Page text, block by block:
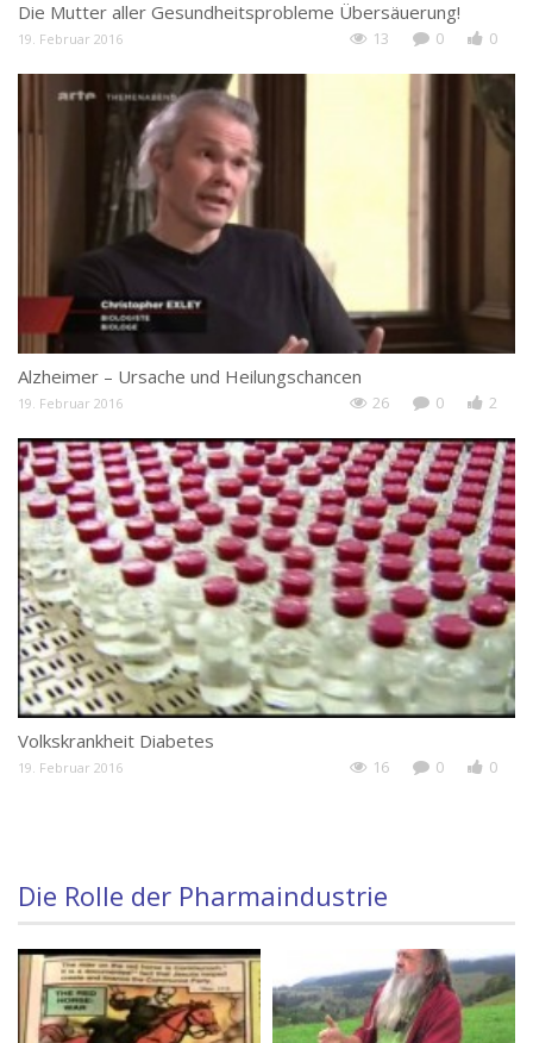
Die Mutter aller Gesundheitsprobleme Übersäuerung!
19. Februar 2016 13 0 0
Alzheimer – Ursache und Heilungschancen
19. Februar 2016 26 0 2
Volkskrankheit Diabetes
19. Februar 2016 16 0 0
Die Rolle der Pharmaindustrie